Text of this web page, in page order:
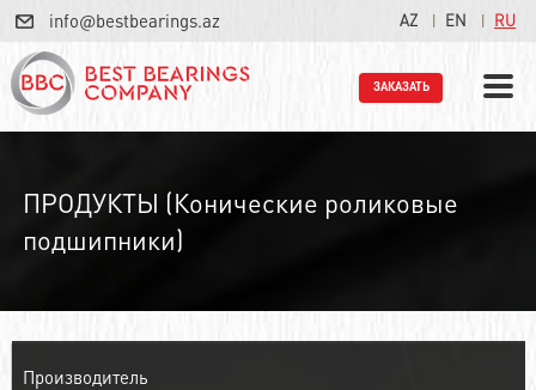
info@bestbearings.az AZ EN RU
ЗАКАЗАТЬ
ПРОДУКТЫ (Конические роликовые
подшипники)
Производитель